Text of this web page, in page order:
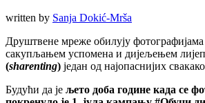
written by Sanja Dokić-Mrša
Друштвене мреже обилују
сакупљањем успомена и дијељењем
(sharenting) један од најопаснијих
Будући да је љето доба године када се